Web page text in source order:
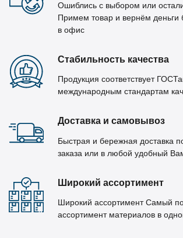
Ошиблись с выбором или
Примем товар и вернём деньги
в офис
Стабильность качества
Продукция соответствует
международным стандартам
Доставка и самовывоз
Быстрая и бережная доставка
заказа или в любой удобный
Широкий ассортимент
Широкий ассортимент Самый
ассортимент материалов в